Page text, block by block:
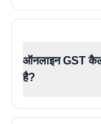
ऑनलाइन GST
है?